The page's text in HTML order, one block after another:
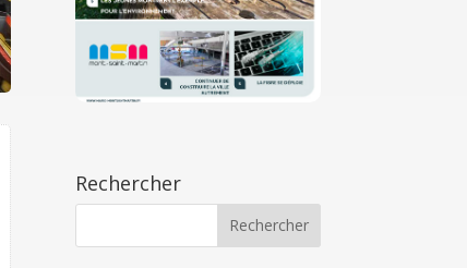
Rechercher